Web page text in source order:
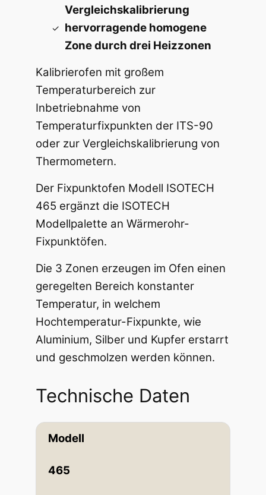
Vergleichskalibrierung
hervorragende homogene
Zone durch drei Heizzonen
Kalibrierofen mit großem
Temperaturbereich zur
Inbetriebnahme von
Temperaturfixpunkten der ITS-90
oder zur Vergleichskalibrierung von
Thermometern.
Der Fixpunktofen Modell ISOTECH
465 ergänzt die ISOTECH
Modellpalette an Wärmerohr-
Fixpunktöfen.
Die 3 Zonen erzeugen im Ofen einen
geregelten Bereich konstanter
Temperatur, in welchem
Hochtemperatur-Fixpunkte, wie
Aluminium, Silber und Kupfer erstarrt
und geschmolzen werden können.
Technische Daten
Modell
465